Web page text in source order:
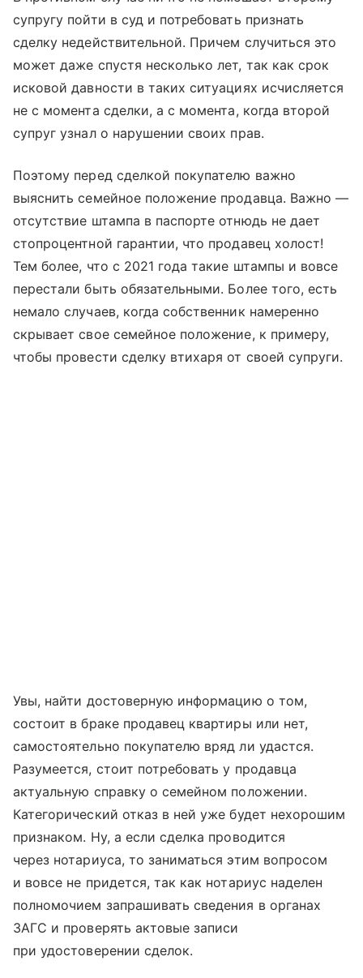
супругу пойти в суд и потребовать признать
сделку недействительной. Причем случиться это
может даже спустя несколько лет, так как срок
исковой давности в таких ситуациях исчисляется
не с момента сделки, а с момента, когда второй
супруг узнал о нарушении своих прав.
Поэтому перед сделкой покупателю важно
выяснить семейное положение продавца. Важно —
отсутствие штампа в паспорте отнюдь не дает
стопроцентной гарантии, что продавец холост!
Тем более, что с 2021 года такие штампы и вовсе
перестали быть обязательными. Более того, есть
немало случаев, когда собственник намеренно
скрывает свое семейное положение, к примеру,
чтобы провести сделку втихаря от своей супруги.
Увы, найти достоверную информацию о том,
состоит в браке продавец квартиры или нет,
самостоятельно покупателю вряд ли удастся.
Разумеется, стоит потребовать у продавца
актуальную справку о семейном положении.
Категорический отказ в ней уже будет нехорошим
признаком. Ну, а если сделка проводится
через нотариуса, то заниматься этим вопросом
и вовсе не придется, так как нотариус наделен
полномочием запрашивать сведения в органах
ЗАГС и проверять актовые записи
при удостоверении сделок.